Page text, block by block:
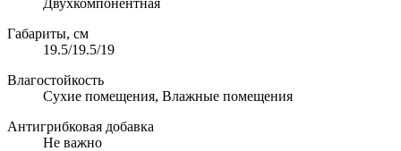
Габариты, см
19.5/19.5/19
Влагостойкость
Сухие помещения, Влажные помещения
Антигрибковая добавка
Не важно